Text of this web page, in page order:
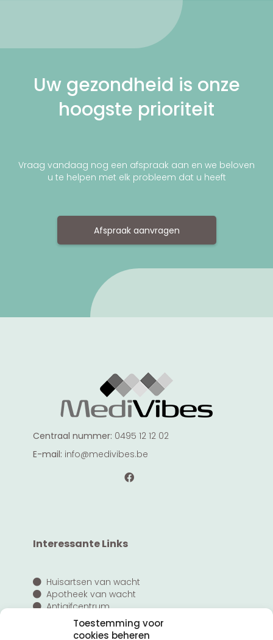
Toestemming voor
cookies beheren
Uw gezondheid is onze
hoogste prioriteit
Vraag vandaag nog een afspraak aan en we beloven
u te helpen met elk probleem dat u heeft
Afspraak aanvragen
Centraal nummer: 0495 12 12 02
E-mail: info@medivibes.be
Interessante Links
Huisartsen van wacht
Apotheek van wacht
Antigifcentrum
Tele-Onthaal